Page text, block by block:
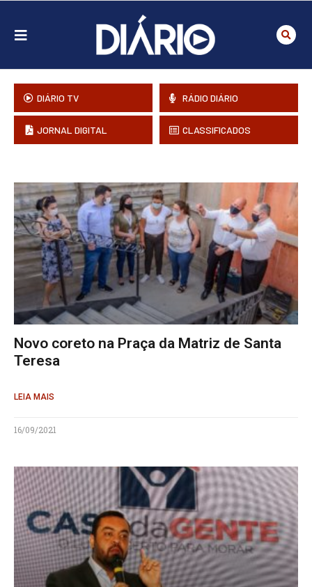
DIÁRIO TV RÁDIO DIÁRIO
JORNAL DIGITAL CLASSIFICADOS
Novo coreto na Praça da Matriz de Santa
Teresa
LEIA MAIS
16/09/2021